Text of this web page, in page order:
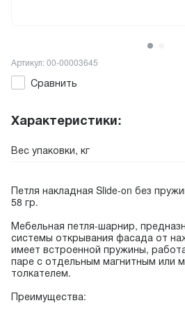
Сравнить
Артикул: 00-00003645
Характеристики:
Вес упаковки, кг
Петля накладная Slide-on без
58 гр.
Мебельная петля-шарнир,
системы открывания фасада от
имеет встроенной пружины,
паре с отдельным магнитным или
толкателем.
Преимущества: